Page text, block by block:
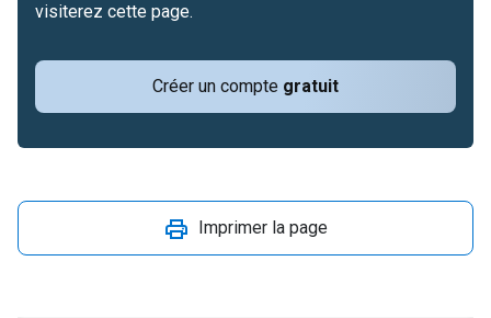
Créer un compte gratuit
visiterez cette page.
Imprimer la page